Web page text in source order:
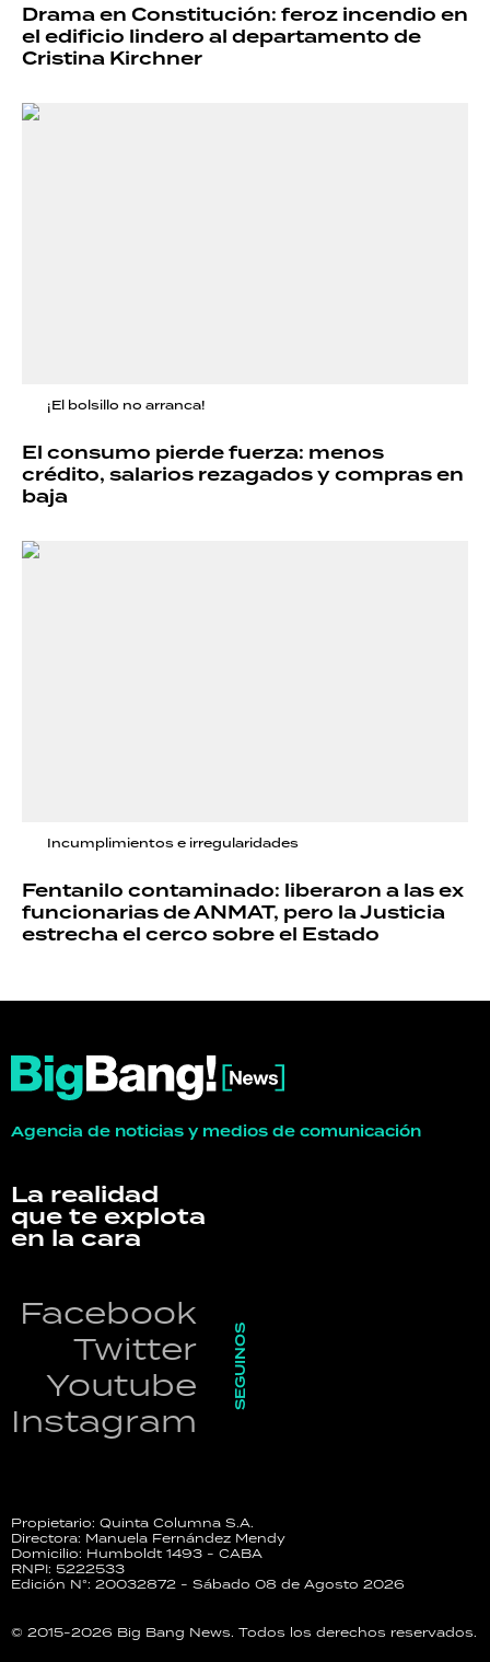
Drama en Constitución: feroz incendio en
el edificio lindero al departamento de
Cristina Kirchner
¡El bolsillo no arranca!
El consumo pierde fuerza: menos
crédito, salarios rezagados y compras en
baja
Incumplimientos e irregularidades
Fentanilo contaminado: liberaron a las ex
funcionarias de ANMAT, pero la Justicia
estrecha el cerco sobre el Estado
Agencia de noticias y medios de comunicación
La realidad
que te explota
en la cara
Facebook
Twitter
Youtube
Instagram
SEGUINOS
Propietario: Quinta Columna S.A.
Directora: Manuela Fernández Mendy
Domicilio: Humboldt 1493 - CABA
RNPI: 5222533
Edición N°: 20032872 - Sábado 08 de Agosto 2026
© 2015-2026 Big Bang News. Todos los derechos reservados.